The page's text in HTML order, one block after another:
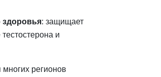
здоровья: защищает
и
регионов